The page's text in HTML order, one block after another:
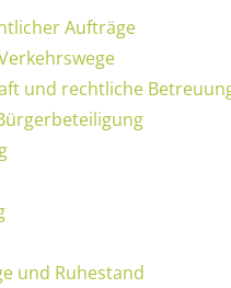
Aufträge
und rechtliche
und Ruhestand